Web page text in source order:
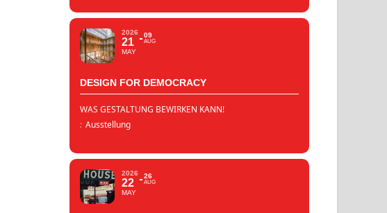
2026
21
MAY
09
AUG
DESIGN FOR DEMOCRACY
WAS GESTALTUNG BEWIRKEN KANN!
: Ausstellung
2026
22
MAY
26
AUG